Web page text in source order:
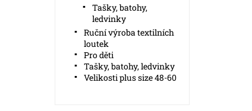
Tašky, batohy,
ledvinky
Ruční výroba textilních
loutek
Pro děti
Tašky, batohy, ledvinky
Velikosti plus size 48-60